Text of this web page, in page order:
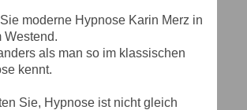
moderne Hypnose Karin Merz in
Westend.
als man so im klassischen
kennt.
Sie, Hypnose ist nicht gleich